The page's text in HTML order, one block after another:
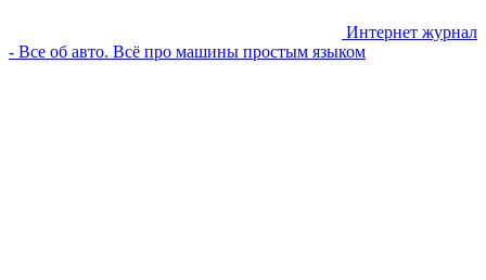
Интернет журнал
- Все об авто. Всё про машины простым языком